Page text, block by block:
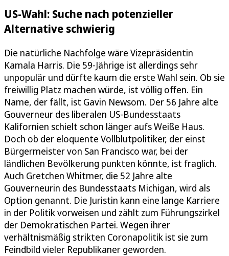
US-Wahl: Suche nach potenzieller
Alternative schwierig
Die natürliche Nachfolge wäre Vizepräsidentin
Kamala Harris. Die 59-Jährige ist allerdings sehr
unpopulär und dürfte kaum die erste Wahl sein. Ob sie
freiwillig Platz machen würde, ist völlig offen. Ein
Name, der fällt, ist Gavin Newsom. Der 56 Jahre alte
Gouverneur des liberalen US-Bundesstaats
Kalifornien schielt schon länger aufs Weiße Haus.
Doch ob der eloquente Vollblutpolitiker, der einst
Bürgermeister von San Francisco war, bei der
ländlichen Bevölkerung punkten könnte, ist fraglich.
Auch Gretchen Whitmer, die 52 Jahre alte
Gouverneurin des Bundesstaats Michigan, wird als
Option genannt. Die Juristin kann eine lange Karriere
in der Politik vorweisen und zählt zum Führungszirkel
der Demokratischen Partei. Wegen ihrer
verhältnismäßig strikten Coronapolitik ist sie zum
Feindbild vieler Republikaner geworden.